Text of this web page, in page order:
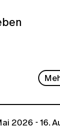
2026 - 16.